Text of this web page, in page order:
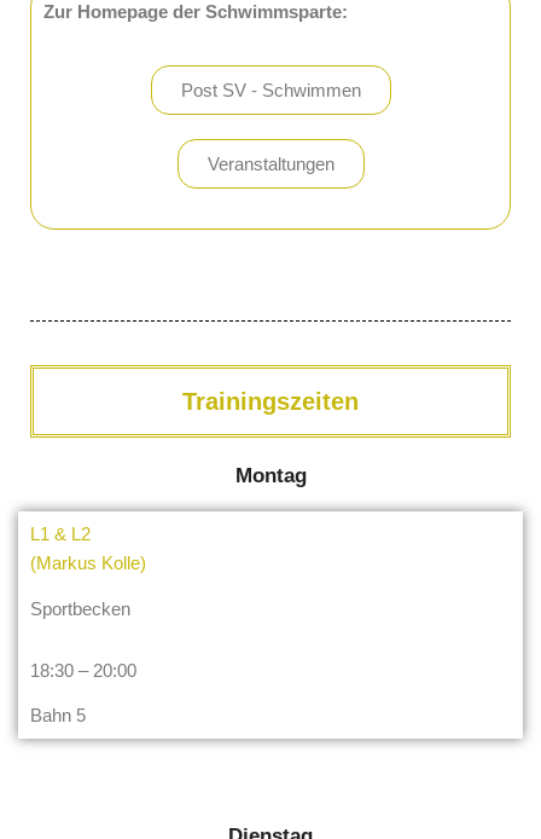
Zur Homepage der Schwimmsparte:
Post SV - Schwimmen
Veranstaltungen
Trainingszeiten
Montag
L1 & L2
(Markus Kolle)
Sportbecken
18:30 – 20:00
Bahn 5